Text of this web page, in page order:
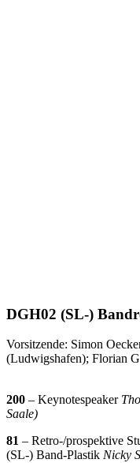
DGH02 (SL-)
Vorsitzende: Simon
(Ludwigshafen); Florian
200 – Keynotespeaker
Saale)
81 – Retro-/prospektive
(SL-) Band-Plastik Nicky